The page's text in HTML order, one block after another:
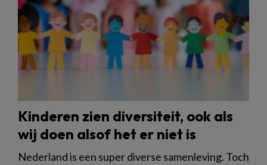
Kinderen zien diversiteit, ook als
wij doen alsof het er niet is
Nederland is een super diverse samenleving. Toch